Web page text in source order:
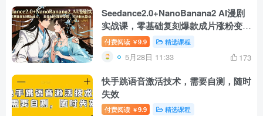
Seedance2.0+NanoBanana2 AI漫剧
实战课，零基础复刻爆款成片涨粉变
现，打造长久副业收益
付费阅读 ￥9.9 精选课程
5月28日 11:33 173
快手跳语音激活技术，需要自测，随时
失效
付费阅读 ￥9.9 精选课程